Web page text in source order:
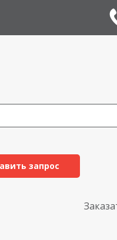
запрос